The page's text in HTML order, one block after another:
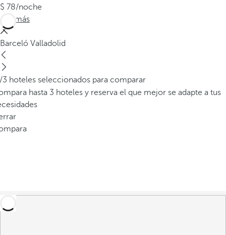
78/noche
Ver más
Barceló Valladolid
/3 hoteles seleccionados para comparar
hasta 3 hoteles y reserva el que mejor se adapte a tus